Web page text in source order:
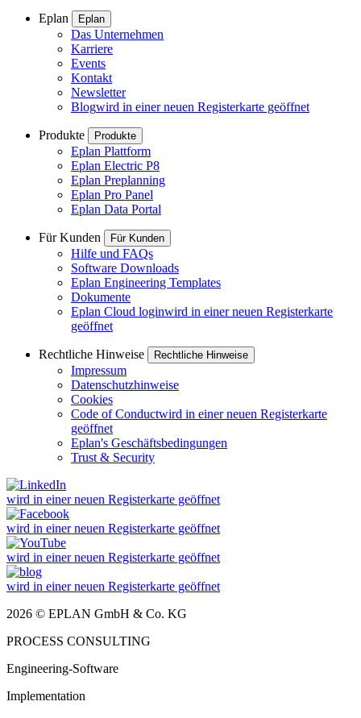
Eplan Eplan
Das Unternehmen
Karriere
Events
Kontakt
Newsletter
Blogwird in einer neuen Registerkarte geöffnet
Produkte Produkte
Eplan Plattform
Eplan Electric P8
Eplan Preplanning
Eplan Pro Panel
Eplan Data Portal
Für Kunden Für Kunden
Hilfe und FAQs
Software Downloads
Eplan Engineering Templates
Dokumente
Eplan Cloud loginwird in einer neuen Registerkarte
geöffnet
Rechtliche Hinweise Rechtliche Hinweise
Impressum
Datenschutzhinweise
Cookies
Code of Conductwird in einer neuen Registerkarte
geöffnet
Eplan's Geschäftsbedingungen
Trust & Security
wird in einer neuen Registerkarte geöffnet
wird in einer neuen Registerkarte geöffnet
wird in einer neuen Registerkarte geöffnet
wird in einer neuen Registerkarte geöffnet
2026 © EPLAN GmbH & Co. KG
PROCESS CONSULTING
Engineering-Software
Implementation